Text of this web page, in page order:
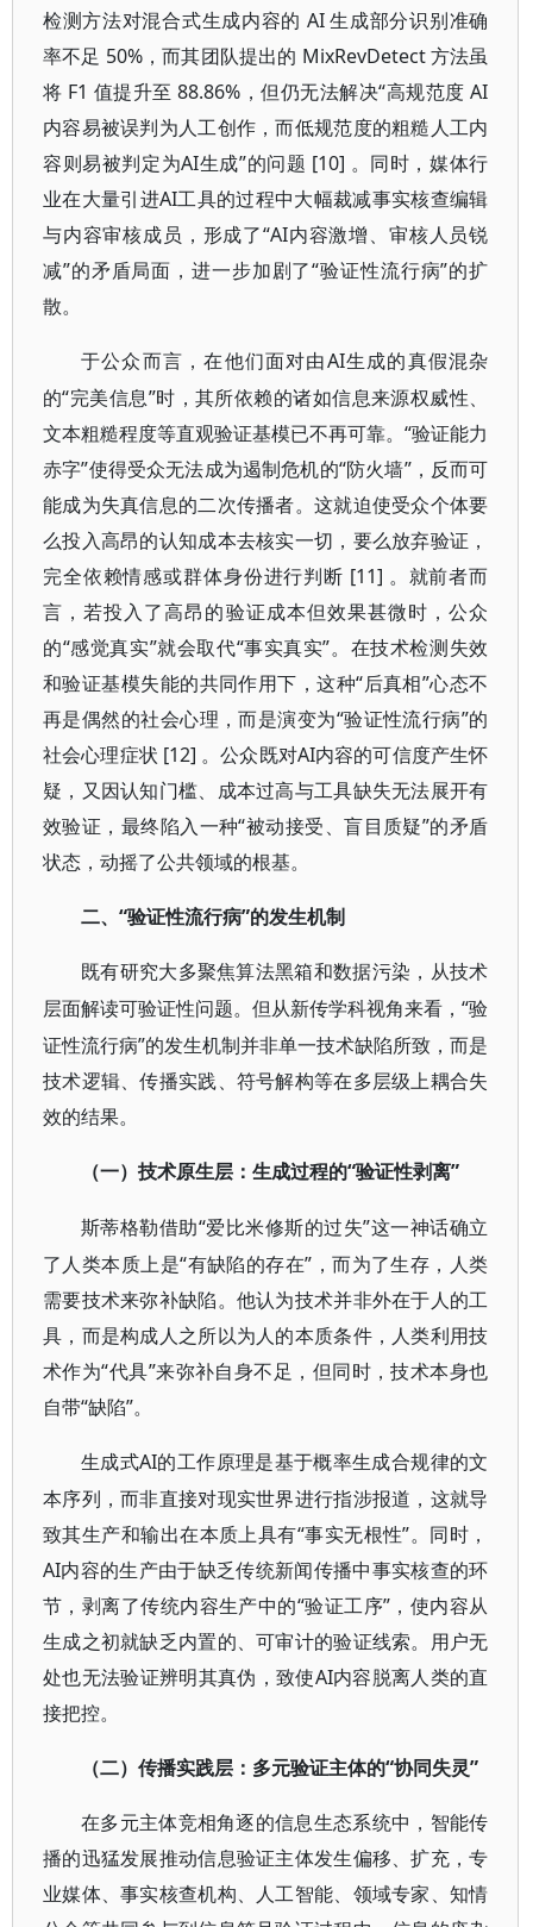
检测方法对混合式生成内容的 AI 生成部分识别准确
率不足 50%，而其团队提出的 MixRevDetect 方法虽
将 F1 值提升至 88.86%，但仍无法解决“高规范度 AI
内容易被误判为人工创作，而低规范度的粗糙人工内
容则易被判定为AI生成”的问题 [10] 。同时，媒体行
业在大量引进AI工具的过程中大幅裁减事实核查编辑
与内容审核成员，形成了“AI内容激增、审核人员锐
减”的矛盾局面，进一步加剧了“验证性流行病”的扩
散。
于公众而言，在他们面对由AI生成的真假混杂
的“完美信息”时，其所依赖的诸如信息来源权威性、
文本粗糙程度等直观验证基模已不再可靠。“验证能力
赤字”使得受众无法成为遏制危机的“防火墙”，反而可
能成为失真信息的二次传播者。这就迫使受众个体要
么投入高昂的认知成本去核实一切，要么放弃验证，
完全依赖情感或群体身份进行判断 [11] 。就前者而
言，若投入了高昂的验证成本但效果甚微时，公众
的“感觉真实”就会取代“事实真实”。在技术检测失效
和验证基模失能的共同作用下，这种“后真相”心态不
再是偶然的社会心理，而是演变为“验证性流行病”的
社会心理症状 [12] 。公众既对AI内容的可信度产生怀
疑，又因认知门槛、成本过高与工具缺失无法展开有
效验证，最终陷入一种“被动接受、盲目质疑”的矛盾
状态，动摇了公共领域的根基。
二、 “验证性流行病”的发生机制
既有研究大多聚焦算法黑箱和数据污染，从技术
层面解读可验证性问题。但从新传学科视角来看，“验
证性流行病”的发生机制并非单一技术缺陷所致，而是
技术逻辑、传播实践、符号解构等在多层级上耦合失
效的结果。
（一）技术原生层：生成过程的“验证性剥离”
斯蒂格勒借助“爱比米修斯的过失”这一神话确立
了人类本质上是“有缺陷的存在”，而为了生存，人类
需要技术来弥补缺陷。他认为技术并非外在于人的工
具，而是构成人之所以为人的本质条件，人类利用技
术作为“代具”来弥补自身不足，但同时，技术本身也
自带“缺陷”。
生成式AI的工作原理是基于概率生成合规律的文
本序列，而非直接对现实世界进行指涉报道，这就导
致其生产和输出在本质上具有“事实无根性”。同时，
AI内容的生产由于缺乏传统新闻传播中事实核查的环
节，剥离了传统内容生产中的“验证工序”，使内容从
生成之初就缺乏内置的、可审计的验证线索。用户无
处也无法验证辨明其真伪，致使AI内容脱离人类的直
接把控。
（二）传播实践层：多元验证主体的“协同失灵”
在多元主体竞相角逐的信息生态系统中，智能传
播的迅猛发展推动信息验证主体发生偏移、扩充，专
业媒体、事实核查机构、人工智能、领域专家、知情